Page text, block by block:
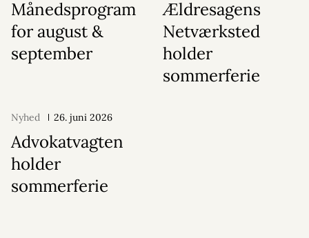
Månedsprogram
for august &
september
Ældresagens
Netværksted
holder
sommerferie
Nyhed 26. juni 2026
Advokatvagten
holder
sommerferie